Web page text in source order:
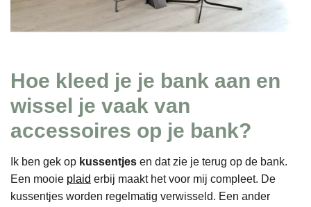
Hoe kleed je je bank aan en
wissel je vaak van
accessoires op je bank?
Ik ben gek op kussentjes en dat zie je terug op de bank.
Een mooie plaid erbij maakt het voor mij compleet. De
kussentjes worden regelmatig verwisseld. Een ander